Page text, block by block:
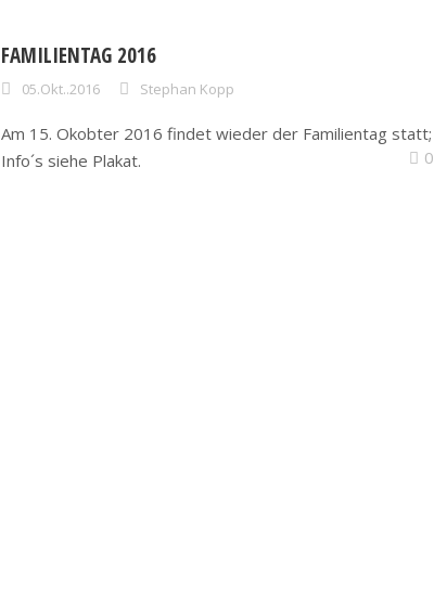
FAMILIENTAG 2016
05.Okt..2016 Stephan Kopp
Am 15. Okobter 2016 findet wieder der Familientag statt;
Info´s siehe Plakat.
0